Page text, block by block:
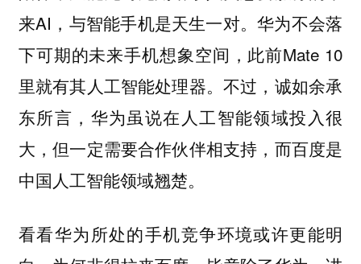
来AI，与智能手机是天生一对。华为不会落
下可期的未来手机想象空间，此前Mate 10
里就有其人工智能处理器。不过，诚如余承
东所言，华为虽说在人工智能领域投入很
大，但一定需要合作伙伴相支持，而百度是
中国人工智能领域翘楚。
看看华为所处的手机竞争环境或许更能明